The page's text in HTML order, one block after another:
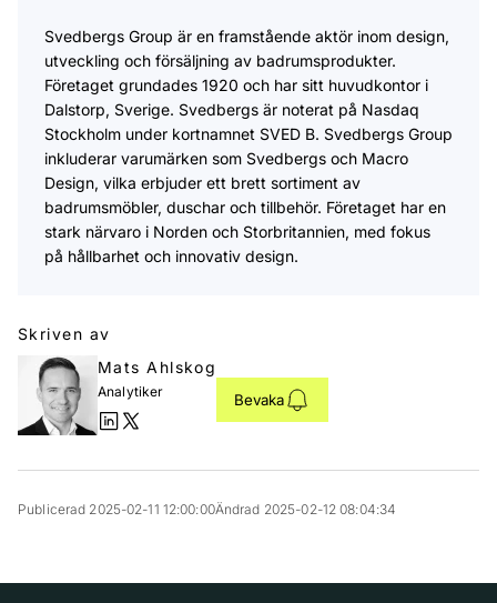
Svedbergs Group är en framstående aktör inom design,
utveckling och försäljning av badrumsprodukter.
Företaget grundades 1920 och har sitt huvudkontor i
Dalstorp, Sverige. Svedbergs är noterat på Nasdaq
Stockholm under kortnamnet SVED B. Svedbergs Group
inkluderar varumärken som Svedbergs och Macro
Design, vilka erbjuder ett brett sortiment av
badrumsmöbler, duschar och tillbehör. Företaget har en
stark närvaro i Norden och Storbritannien, med fokus
på hållbarhet och innovativ design.
Skriven av
Mats Ahlskog
Analytiker Bevaka
Publicerad 2025-02-11 12:00:00Ändrad 2025-02-12 08:04:34